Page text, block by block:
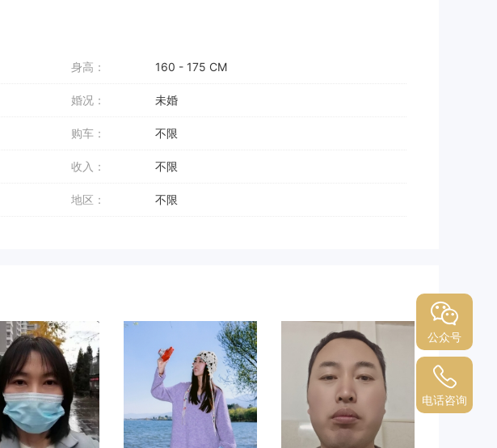
身高： 160 - 175 CM
婚况： 未婚
购车： 不限
收入： 不限
地区： 不限
公众号
电话咨询